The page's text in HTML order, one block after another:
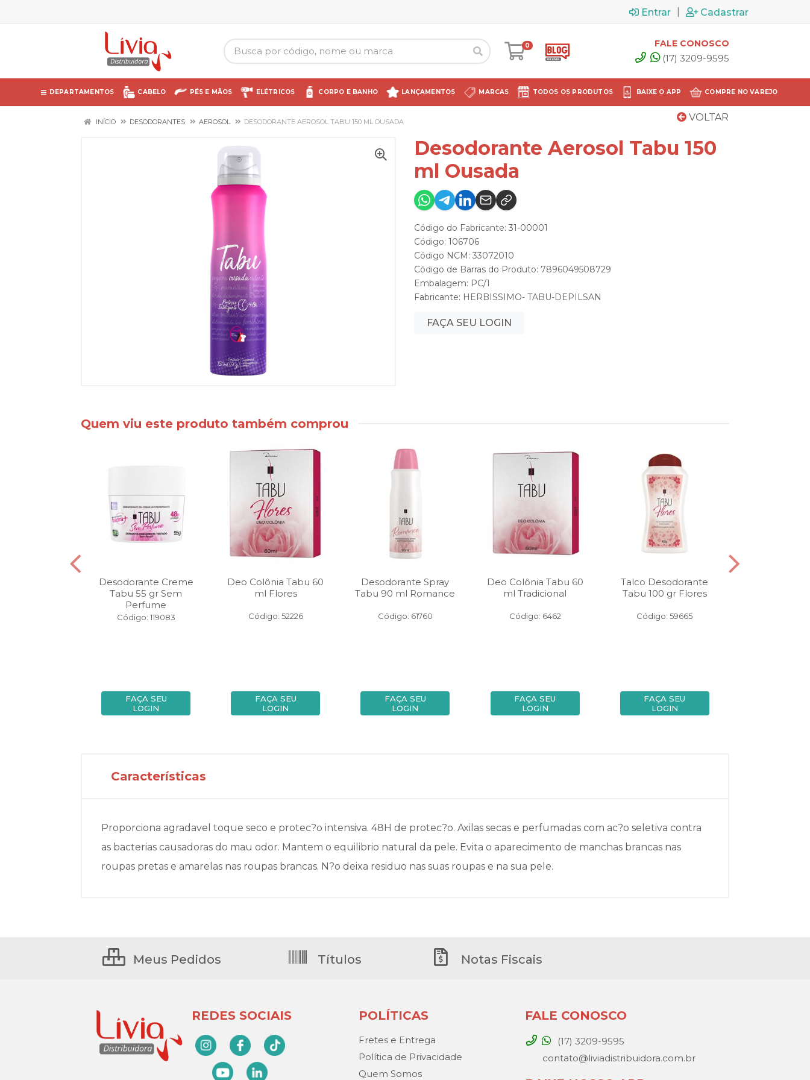
Entrar Cadastrar
0 FALE CONOSCO
(17) 3209-9595
DEPARTAMENTOS CABELO PÉS E MÃOS ELÉTRICOS CORPO E BANHO LANÇAMENTOS MARCAS TODOS OS PRODUTOS BAIXE O APP COMPRE NO VAREJO
VOLTAR
INÍCIO DESODORANTES AEROSOL DESODORANTE AEROSOL TABU 150 ML OUSADA
Desodorante Aerosol Tabu 150
ml Ousada
Código do Fabricante: 31-00001
Código: 106706
Código NCM: 33072010
Código de Barras do Produto: 7896049508729
Embalagem: PC/1
Fabricante: HERBISSIMO- TABU-DEPILSAN
FAÇA SEU LOGIN
Quem viu este produto também comprou
Desodorante Creme
Tabu 55 gr Sem
Perfume
Código: 119083
FAÇA SEU
LOGIN
Deo Colônia Tabu 60
ml Flores
Código: 52226
FAÇA SEU
LOGIN
Desodorante Spray
Tabu 90 ml Romance
Código: 61760
FAÇA SEU
LOGIN
Deo Colônia Tabu 60
ml Tradicional
Código: 6462
FAÇA SEU
LOGIN
Talco Desodorante
Tabu 100 gr Flores
Código: 59665
FAÇA SEU
LOGIN
Características
Proporciona agradavel toque seco e protec?o intensiva. 48H de protec?o. Axilas secas e perfumadas com ac?o seletiva contra
as bacterias causadoras do mau odor. Mantem o equilibrio natural da pele. Evita o aparecimento de manchas brancas nas
roupas pretas e amarelas nas roupas brancas. N?o deixa residuo nas suas roupas e na sua pele.
Meus Pedidos Títulos Notas Fiscais
REDES SOCIAIS POLÍTICAS
Fretes e Entrega
Política de Privacidade
Quem Somos
FALE CONOSCO
(17) 3209-9595
contato@liviadistribuidora.com.br